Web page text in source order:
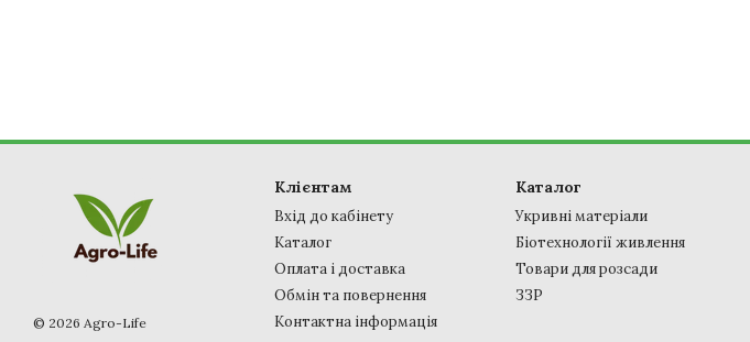
© 2026 Agro-Life
Клієнтам
Вхід до кабінету
Каталог
Оплата і доставка
Обмін та повернення
Контактна інформація
Каталог
Укривні матеріали
Біотехнології живлення
Товари для розсади
ЗЗР